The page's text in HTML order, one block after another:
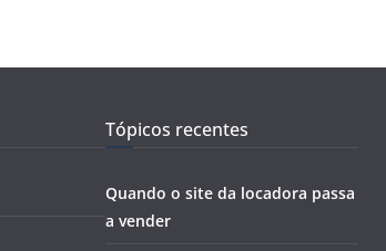
Tópicos recentes
Quando o site da locadora passa
a vender